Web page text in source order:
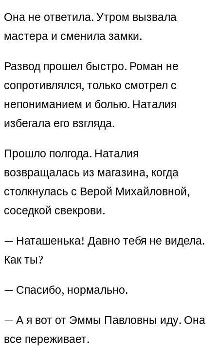
Она не ответила. Утром вызвала
мастера и сменила замки.
Развод прошел быстро. Роман не
сопротивлялся, только смотрел с
непониманием и болью. Наталия
избегала его взгляда.
Прошло полгода. Наталия
возвращалась из магазина, когда
столкнулась с Верой Михайловной,
соседкой свекрови.
— Наташенька! Давно тебя не видела.
Как ты?
— Спасибо, нормально.
— А я вот от Эммы Павловны иду. Она
все переживает.